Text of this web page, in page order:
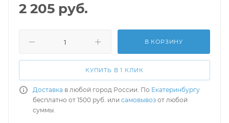
2 205 руб.
В КОРЗИНУ
КУПИТЬ В 1 КЛИК
Доставка в любой город России. По Екатеринбургу
бесплатно от 1500 руб. или самовывоз от любой
суммы.